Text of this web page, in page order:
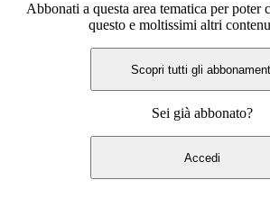
Abbonati a questa area tematica per poter
questo e moltissimi altri
Scopri tutti gli
Sei già abbonato?
Accedi